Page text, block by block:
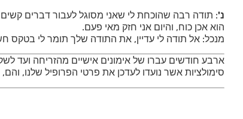
נ': תודה רבה שהוכחת לי שאני מסוגל לעבור דברים
הוא אכן כוח, והיום אני חזק מאי פעם.
מנכל: אל תודה לי עדיין, את התודה שלך תומר לי בטקס
ארבע חודשים עברו של אימונים אישיים מהזריחה ועד
סימולציות אשר נועדו לעדכן את פרטי הפרופיל שלנו,